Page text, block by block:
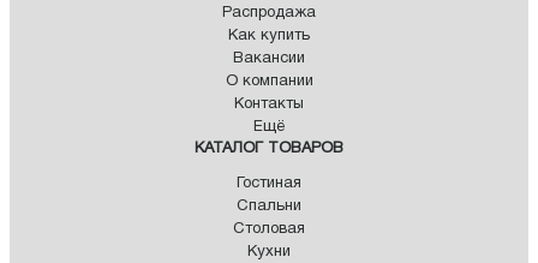
Распродажа
Как купить
Вакансии
О компании
Контакты
Ещё
КАТАЛОГ ТОВАРОВ
Гостиная
Спальни
Столовая
Кухни